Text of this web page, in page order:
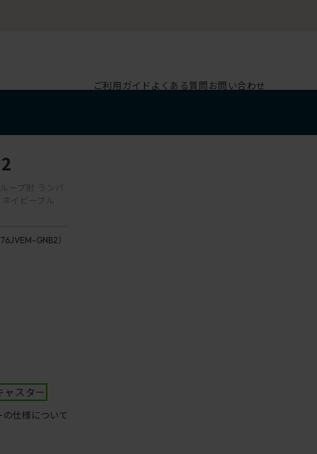
ご利用ガイド よくある質問お問い合わせ
ープ肘 ランバ
イビーブル
GNB2）
ャスター
の仕様について